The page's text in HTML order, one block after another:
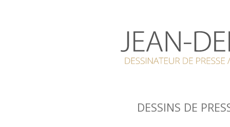
DESSINS DE